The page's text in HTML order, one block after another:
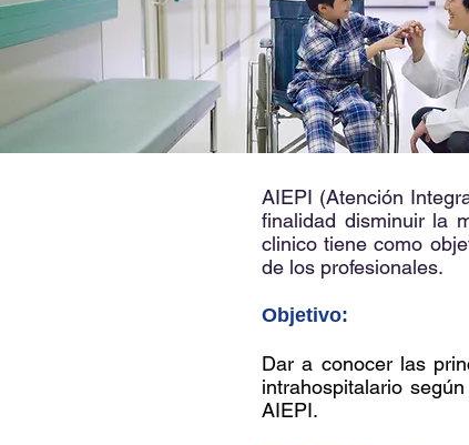
AIEPI (Atención
finalidad disminuir la
clinico tiene como
de los profesionales.
Objetivo:
Dar a conocer las
intrahospitalario
AIEPI.